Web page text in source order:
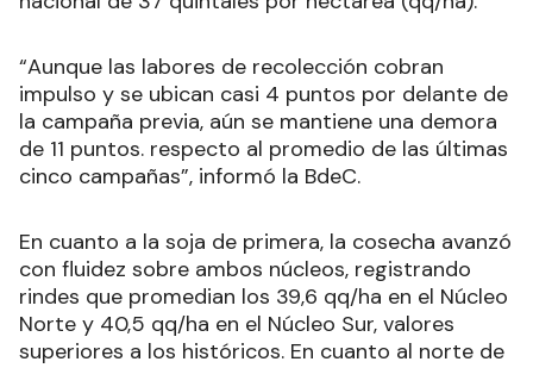
“Aunque las labores de recolección cobran
impulso y se ubican casi 4 puntos por delante de
la campaña previa, aún se mantiene una demora
de 11 puntos. respecto al promedio de las últimas
cinco campañas”, informó la BdeC.
En cuanto a la soja de primera, la cosecha avanzó
con fluidez sobre ambos núcleos, registrando
rindes que promedian los 39,6 qq/ha en el Núcleo
Norte y 40,5 qq/ha en el Núcleo Sur, valores
superiores a los históricos. En cuanto al norte de